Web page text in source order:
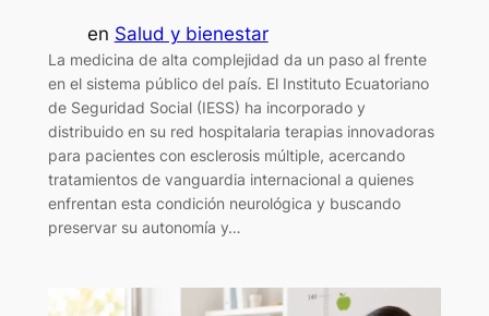
en Salud y bienestar
La medicina de alta complejidad da un paso al frente
en el sistema público del país. El Instituto Ecuatoriano
de Seguridad Social (IESS) ha incorporado y
distribuido en su red hospitalaria terapias innovadoras
para pacientes con esclerosis múltiple, acercando
tratamientos de vanguardia internacional a quienes
enfrentan esta condición neurológica y buscando
preservar su autonomía y…